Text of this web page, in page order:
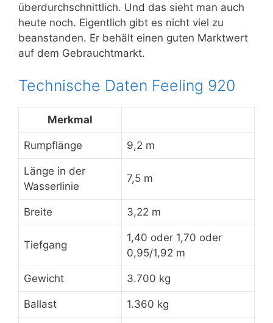
überdurchschnittlich. Und das sieht man auch
heute noch. Eigentlich gibt es nicht viel zu
beanstanden. Er behält einen guten Marktwert
auf dem Gebrauchtmarkt.
Technische Daten Feeling 920
Merkmal
Rumpflänge 9,2 m
Länge in der
Wasserlinie
7,5 m
Breite 3,22 m
Tiefgang
1,40 oder 1,70 oder
0,95/1,92 m
Gewicht 3.700 kg
Ballast 1.360 kg